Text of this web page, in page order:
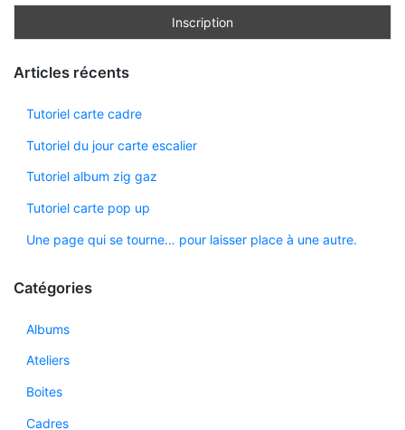
Articles récents
Tutoriel carte cadre
Tutoriel du jour carte escalier
Tutoriel album zig gaz
Tutoriel carte pop up
Une page qui se tourne… pour laisser place à une autre.
Catégories
Albums
Ateliers
Boites
Cadres